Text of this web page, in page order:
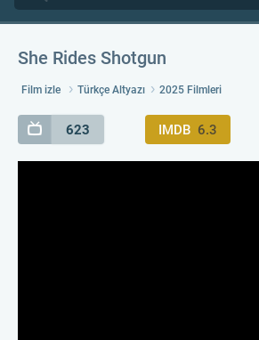
She Rides Shotgun
Film izle Türkçe Altyazı 2025 Filmleri
623 IMDB 6.3